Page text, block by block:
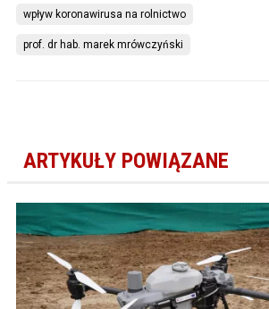
wpływ koronawirusa na rolnictwo
prof. dr hab. marek mrówczyński
ARTYKUŁY POWIĄZANE